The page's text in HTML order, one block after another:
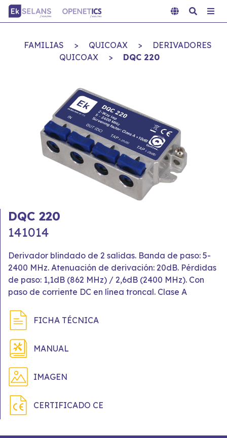
FAMILIAS > QUICOAX >
DERIVADORES
QUICOAX
> DQC 220
DQC 220
141014
Derivador blindado de 2 salidas. Banda de paso: 5-
2400 MHz. Atenuación de derivación: 20dB. Pérdidas
de paso: 1,1dB (862 MHz) / 2,6dB (2400 MHz). Con
paso de corriente DC en línea troncal. Clase A
FICHA TÉCNICA
MANUAL
IMAGEN
CERTIFICADO CE